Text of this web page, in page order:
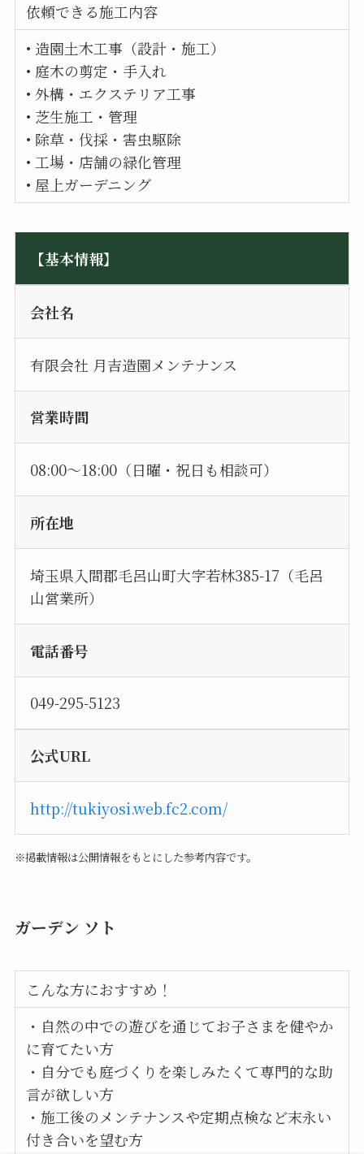
依頼できる施工内容
• 造園土木工事（設計・施工）
• 庭木の剪定・手入れ
• 外構・エクステリア工事
• 芝生施工・管理
• 除草・伐採・害虫駆除
• 工場・店舗の緑化管理
• 屋上ガーデニング
【基本情報】
会社名
有限会社 月吉造園メンテナンス
営業時間
08:00～18:00（日曜・祝日も相談可）
所在地
埼玉県入間郡毛呂山町大字若林385-17（毛呂
山営業所）
電話番号
049-295-5123
公式URL
http://tukiyosi.web.fc2.com/
※掲載情報は公開情報をもとにした参考内容です。
ガーデン ソト
こんな方におすすめ！
・自然の中での遊びを通じてお子さまを健やか
に育てたい方
・自分でも庭づくりを楽しみたくて専門的な助
言が欲しい方
・施工後のメンテナンスや定期点検など末永い
付き合いを望む方